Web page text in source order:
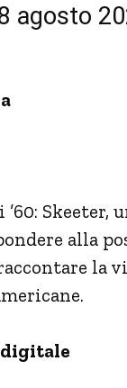
agosto
Skeeter,
alla
la
digitale